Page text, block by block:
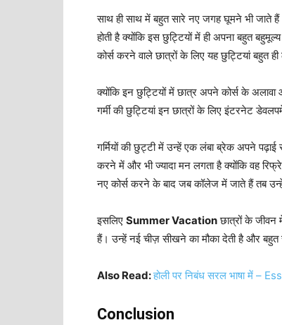
साथ ही साथ में बहुत सारे नए जगह घूमने भी जाते हैं।
होती है क्योंकि इस छुट्टियों में ही अपना बहुत
कोर्स करने वाले छात्रों के लिए यह छुट्टियां बहुत ही
क्योंकि इन छुट्टियों में छात्र अपने कोर्स के
गर्मी की छुट्टियां इन छात्रों के लिए इंटरनेट
गर्मियों की छुट्टी में उन्हें एक लंबा ब्रेक अपने
करने में और भी ज्यादा मन लगता है क्योंकि वह
नए कोर्स करने के बाद जब कॉलेज में जाते हैं तब
इसलिए Summer Vacationछात्रों के जीवन
हैं। उन्हें नई चीज़ सीखने का मौका देती है और बहुत
Also Read:होली पर निबंध सरल भाषा में –
Conclusion